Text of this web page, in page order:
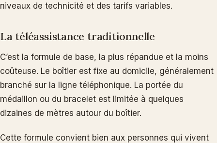
niveaux de technicité et des tarifs variables.
La téléassistance traditionnelle
C’est la formule de base, la plus répandue et la moins
coûteuse. Le boîtier est fixe au domicile, généralement
branché sur la ligne téléphonique. La portée du
médaillon ou du bracelet est limitée à quelques
dizaines de mètres autour du boîtier.
Cette formule convient bien aux personnes qui vivent